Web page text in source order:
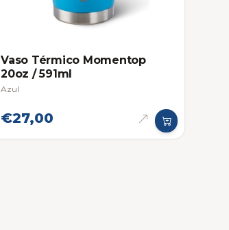
Vaso Térmico Momentop
20oz / 591ml
Azul
€27,00